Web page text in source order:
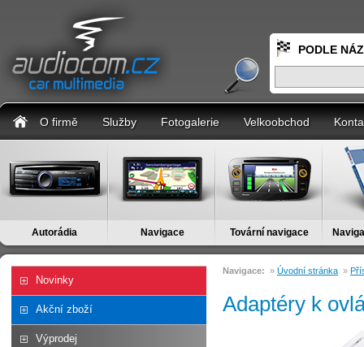
PODLE
O firmě Služby Fotogalerie Velkoobchod
Autorádia Navigace Tovární navigace
Novinky
Akční zboží
Výprodej
Navigace: » Úvodní stránka »
Adaptéry k